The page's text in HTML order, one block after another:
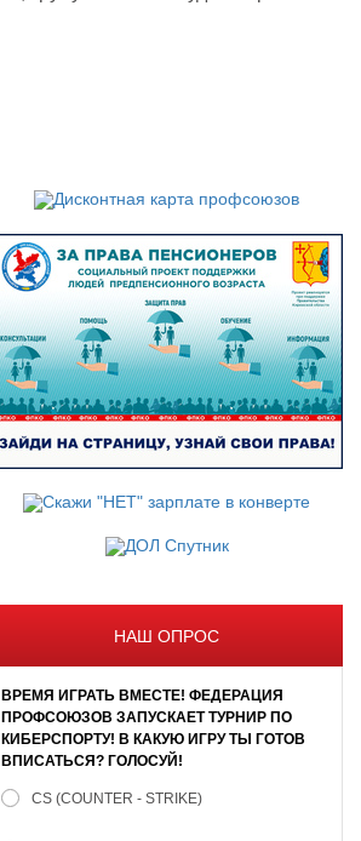
НАШ ОПРОС
ВРЕМЯ ИГРАТЬ ВМЕСТЕ! ФЕДЕРАЦИЯ
ПРОФСОЮЗОВ ЗАПУСКАЕТ ТУРНИР ПО
КИБЕРСПОРТУ! В КАКУЮ ИГРУ ТЫ ГОТОВ
ВПИСАТЬСЯ? ГОЛОСУЙ!
CS (COUNTER - STRIKE)